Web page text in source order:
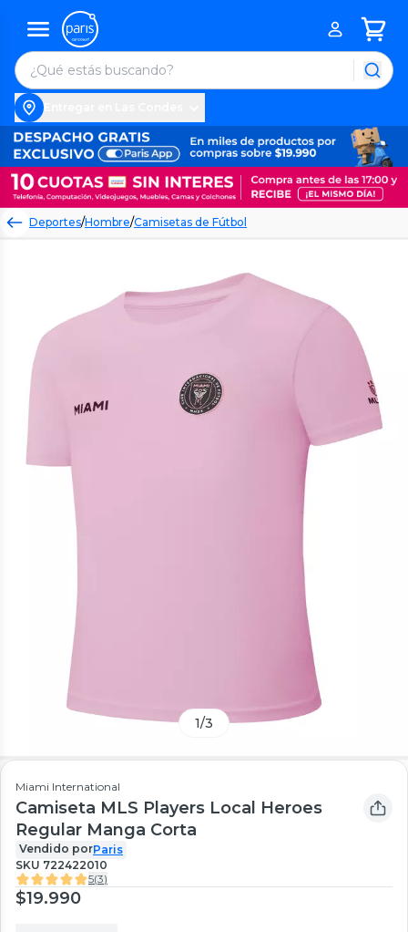
Deportes/Hombre/Camisetas de Fútbol
1/3
Miami International
Camiseta MLS Players Local Heroes
Regular Manga Corta
Vendido porParis
SKU 722422010
5(3)
$19.990